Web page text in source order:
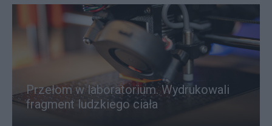
Przełom w laboratorium. Wydrukowali
fragment ludzkiego ciała